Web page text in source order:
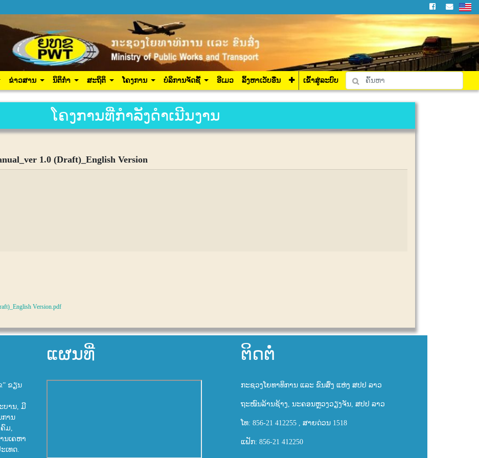
ການປະຊາຊົນ ຂ່າວສານ ນິຕິກຳ ສະຖິຕິ ໂຄງການ ເຂົ້າສູ່ລະບົບ
ຂ່າວສານ ນິຕິກຳ ສະຖິຕິ ໂຄງການ ບໍລິການຈັດຊື້ ອີເມວ ລິ້ງຫາເວັບອື່ນ ເຂົ້າສູ່ລະບົບ
ໂຄງການທີ່ກຳລັງດຳເນີນງານ
1.0 (Draft)_English Version
Version.pdf
” ຂຽນ
ບານ, ມີ
ການ
ມ,
ນເຄຫາ
ເທດ.
ແຜນທີ່ ຕິດຕໍ່
ກະຊວງໂຍທາທິການ ແລະ ຂົນສົ່ງ ແຫ່ງ ສປປ ລາວ
ຖະໜົນລ້ານຊ້າງ, ນະຄອນຫຼວງວຽງຈັນ, ສປປ ລາວ
ໂທ: 856-21 412255 , ສາຍດ່ວນ 1518
ແຟັກ: 856-21 412250